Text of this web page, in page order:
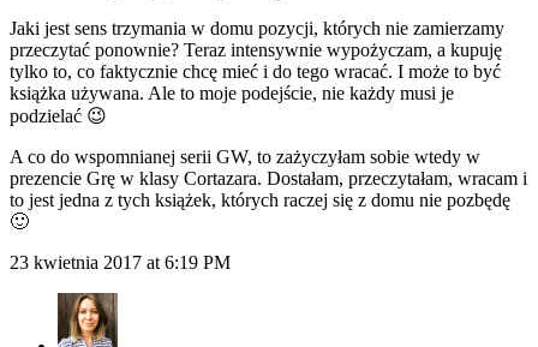
Jaki jest sens trzymania w domu pozycji, których nie zamierzamy
przeczytać ponownie? Teraz intensywnie wypożyczam, a kupuję
tylko to, co faktycznie chcę mieć i do tego wracać. I może to być
książka używana. Ale to moje podejście, nie każdy musi je
podzielać 😉
A co do wspomnianej serii GW, to zażyczyłam sobie wtedy w
prezencie Grę w klasy Cortazara. Dostałam, przeczytałam, wracam i
to jest jedna z tych książek, których raczej się z domu nie pozbędę
🙂
23 kwietnia 2017 at 6:19 PM